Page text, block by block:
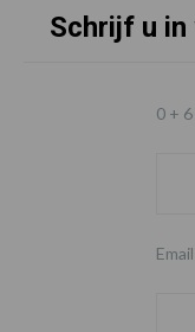
Schrijf u
0 + 6
Email